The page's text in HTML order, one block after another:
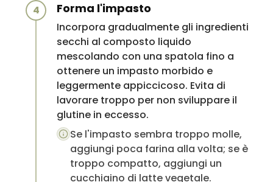
4 Forma l'impasto
Incorpora gradualmente gli ingredienti
secchi al composto liquido
mescolando con una spatola fino a
ottenere un impasto morbido e
leggermente appiccicoso. Evita di
lavorare troppo per non sviluppare il
glutine in eccesso.
Se l'impasto sembra troppo molle,
aggiungi poca farina alla volta; se è
troppo compatto, aggiungi un
cucchiaino di latte vegetale.